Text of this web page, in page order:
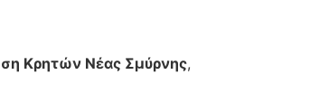
Κρητών Νέας Σμύρνης,